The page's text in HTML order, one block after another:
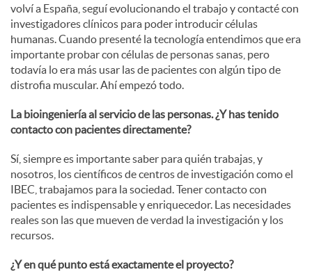
volví a España, seguí evolucionando el trabajo y contacté con
investigadores clínicos para poder introducir células
humanas. Cuando presenté la tecnología entendimos que era
importante probar con células de personas sanas, pero
todavía lo era más usar las de pacientes con algún tipo de
distrofia muscular. Ahí empezó todo.
La bioingeniería al servicio de las personas. ¿Y has tenido
contacto con pacientes directamente?
Sí, siempre es importante saber para quién trabajas, y
nosotros, los científicos de centros de investigación como el
IBEC, trabajamos para la sociedad. Tener contacto con
pacientes es indispensable y enriquecedor. Las necesidades
reales son las que mueven de verdad la investigación y los
recursos.
¿Y en qué punto está exactamente el proyecto?